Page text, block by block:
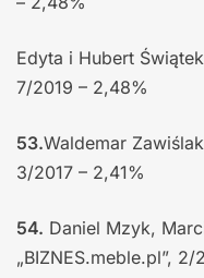
Edyta i Hubert
7/2019 – 2,48%
53.Waldemar
3/2017 – 2,41%
54. Daniel Mzyk,
„BIZNES.meble.pl”,